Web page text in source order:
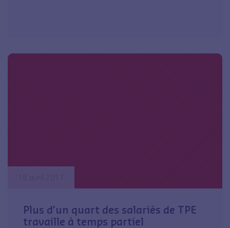
Plus d’un quart des salariés de TPE
travaille à temps partiel